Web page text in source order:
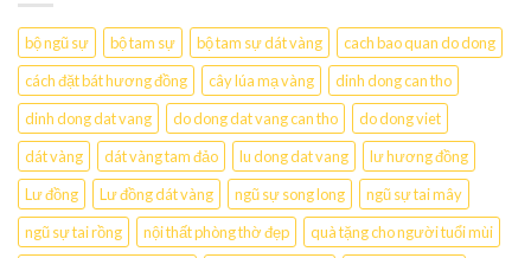
bộ ngũ sự bộ tam sự bộ tam sự dát vàng
cach bao quan do dong
cách đặt bát hương đồng
cây lúa mạ vàng
dinh dong can tho
dinh dong dat vang
do dong dat vang can tho
do dong viet
dát vàng
dát vàng tam đảo lu dong dat vang
lư hương đồng
Lư đồng
Lư đồng dát vàng ngũ sự song long
ngũ sự tai mây
ngũ sự tai rồng
nội thất phòng thờ đẹp
quà tặng cho người tuổi mùi